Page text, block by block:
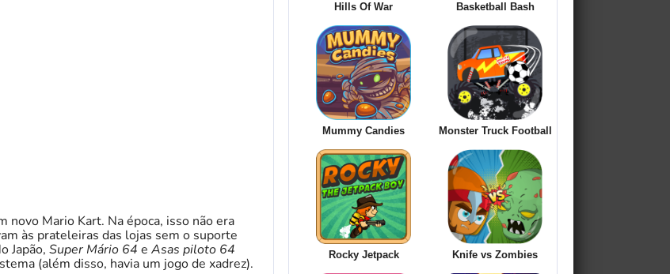
novo Mario Kart. Na época, isso não era
às prateleiras das lojas sem o suporte
Japão, Super Mário 64 e Asas piloto 64
(além disso, havia um jogo de xadrez).
Hills Of War Basketball Bash
Mummy Candies Monster Truck Football
Rocky Jetpack Knife vs Zombies